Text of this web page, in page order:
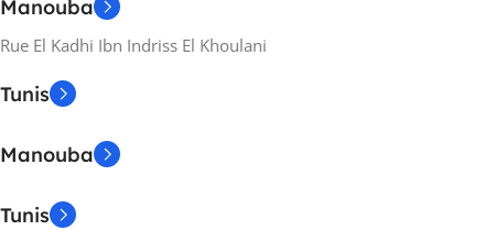
Manouba
Rue El Kadhi Ibn Indriss El Khoulani
Tunis
Manouba
Tunis